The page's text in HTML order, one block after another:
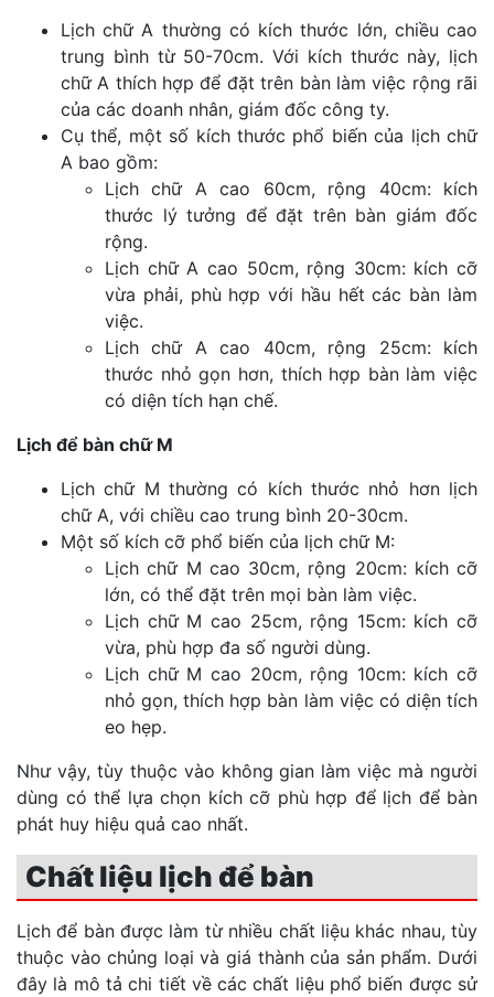
Lịch chữ A thường có kích thước lớn, chiều cao
trung bình từ 50-70cm. Với kích thước này, lịch
chữ A thích hợp để đặt trên bàn làm việc rộng rãi
của các doanh nhân, giám đốc công ty.
Cụ thể, một số kích thước phổ biến của lịch chữ
A bao gồm:
Lịch chữ A cao 60cm, rộng 40cm: kích
thước lý tưởng để đặt trên bàn giám đốc
rộng.
Lịch chữ A cao 50cm, rộng 30cm: kích cỡ
vừa phải, phù hợp với hầu hết các bàn làm
việc.
Lịch chữ A cao 40cm, rộng 25cm: kích
thước nhỏ gọn hơn, thích hợp bàn làm việc
có diện tích hạn chế.
Lịch để bàn chữ M
Lịch chữ M thường có kích thước nhỏ hơn lịch
chữ A, với chiều cao trung bình 20-30cm.
Một số kích cỡ phổ biến của lịch chữ M:
Lịch chữ M cao 30cm, rộng 20cm: kích cỡ
lớn, có thể đặt trên mọi bàn làm việc.
Lịch chữ M cao 25cm, rộng 15cm: kích cỡ
vừa, phù hợp đa số người dùng.
Lịch chữ M cao 20cm, rộng 10cm: kích cỡ
nhỏ gọn, thích hợp bàn làm việc có diện tích
eo hẹp.
Như vậy, tùy thuộc vào không gian làm việc mà người
dùng có thể lựa chọn kích cỡ phù hợp để lịch để bàn
phát huy hiệu quả cao nhất.
Chất liệu lịch để bàn
Lịch để bàn được làm từ nhiều chất liệu khác nhau, tùy
thuộc vào chủng loại và giá thành của sản phẩm. Dưới
đây là mô tả chi tiết về các chất liệu phổ biến được sử